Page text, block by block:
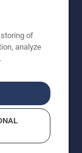
Visas
storing of
analyze